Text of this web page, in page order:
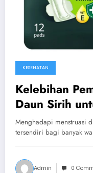
KESEHATAN
Kelebihan
Daun Sirih
Maksimal
Menghadapi menstruasi
tersendiri bagi banyak
Admin 0